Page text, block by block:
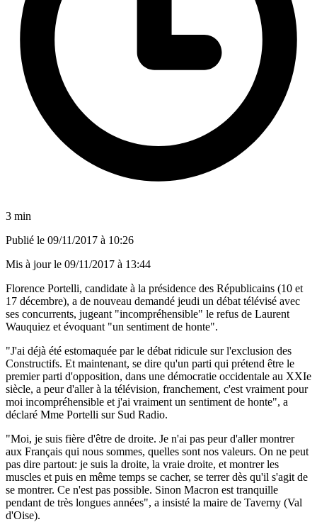
3 min
Publié le 09/11/2017 à 10:26
Mis à jour le 09/11/2017 à 13:44
Florence Portelli, candidate à la présidence des Républicains (10 et
17 décembre), a de nouveau demandé jeudi un débat télévisé avec
ses concurrents, jugeant "incompréhensible" le refus de Laurent
Wauquiez et évoquant "un sentiment de honte".
"J'ai déjà été estomaquée par le débat ridicule sur l'exclusion des
Constructifs. Et maintenant, se dire qu'un parti qui prétend être le
premier parti d'opposition, dans une démocratie occidentale au XXIe
siècle, a peur d'aller à la télévision, franchement, c'est vraiment pour
moi incompréhensible et j'ai vraiment un sentiment de honte", a
déclaré Mme Portelli sur Sud Radio.
"Moi, je suis fière d'être de droite. Je n'ai pas peur d'aller montrer
aux Français qui nous sommes, quelles sont nos valeurs. On ne peut
pas dire partout: je suis la droite, la vraie droite, et montrer les
muscles et puis en même temps se cacher, se terrer dès qu'il s'agit de
se montrer. Ce n'est pas possible. Sinon Macron est tranquille
pendant de très longues années", a insisté la maire de Taverny (Val
d'Oise).